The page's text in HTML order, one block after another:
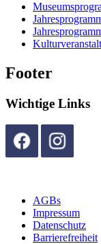
Footer
Wichtige Links
AGBs
Impressum
Datenschutz
Barrierefreiheit